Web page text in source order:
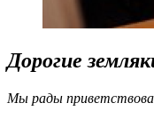
Дорогие
Мы рады